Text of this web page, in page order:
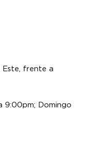
Este, frente a
9:00pm; Domingo